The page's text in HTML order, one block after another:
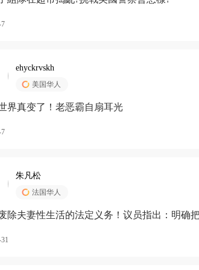
ehyckrvskh
美国华人
界真变了！老恶霸自扇耳光
朱凡松
法国华人
除夫妻性生活的法定义务！议员指出：明确